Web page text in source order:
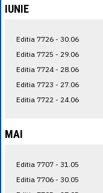
IUNIE
Editia 7726 - 30.06
Editia 7725 - 29.06
Editia 7724 - 28.06
Editia 7723 - 27.06
Editia 7722 - 24.06
MAI
Editia 7707 - 31.05
Editia 7706 - 30.05